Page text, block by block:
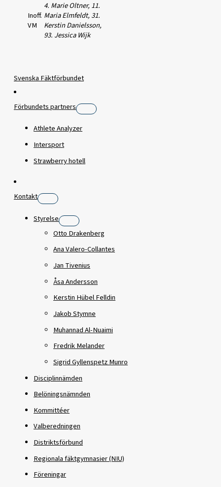
Inoff.
VM
4. Marie Oltner, 11.
Maria Elmfeldt, 31.
Kerstin Danielsson,
93. Jessica Wijk
Svenska Fäktförbundet
Förbundets partners
Athlete Analyzer
Intersport
Strawberry hotell
Kontakt
Styrelse
Otto Drakenberg
Ana Valero-Collantes
Jan Tivenius
Åsa Andersson
Kerstin Hübel Felldin
Jakob Stymne
Muhannad Al-Nuaimi
Fredrik Melander
Sigrid Gyllenspetz Munro
Disciplinnämden
Belöningsnämnden
Kommittéer
Valberedningen
Distriktsförbund
Regionala fäktgymnasier (NIU)
Föreningar